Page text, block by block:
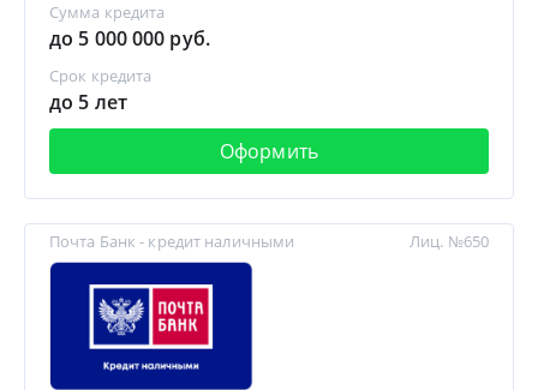
Сумма кредита
до 5 000 000 руб.
Срок кредита
до 5 лет
Оформить
Почта Банк - кредит наличными Лиц. №650